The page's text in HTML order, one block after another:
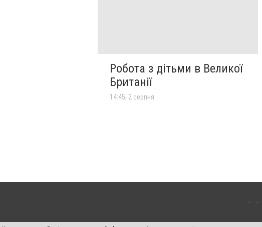
Робота з дітьми в Великої
Британії
14:45, 2 серпня